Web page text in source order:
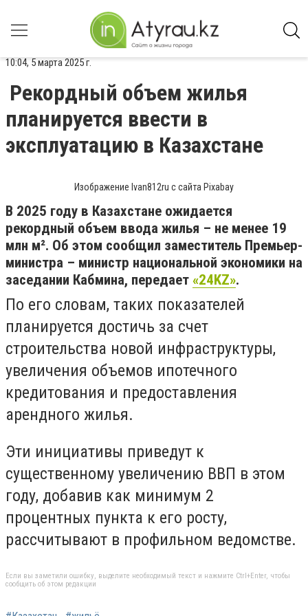
10:04, 5 марта 2025 г.
Рекордный объем жилья
планируется ввести в
эксплуатацию в Казахстане
Изображение Ivan812ru с сайта Pixabay
В 2025 году в Казахстане ожидается
рекордный объем ввода жилья – не менее 19
млн м². Об этом сообщил заместитель Премьер-
министра – министр национальной экономики на
заседании Кабмина, передает «24KZ».
По его словам, таких показателей
планируется достичь за счет
строительства новой инфраструктуры,
увеличения объемов ипотечного
кредитования и предоставления
арендного жилья.
Эти инициативы приведут к
существенному увеличению ВВП в этом
году, добавив как минимум 2
процентных пункта к его росту,
рассчитывают в профильном ведомстве.
Если вы заметили ошибку, выделите необходимый текст и нажмите Ctrl+Enter, чтобы
сообщить об этом редакции